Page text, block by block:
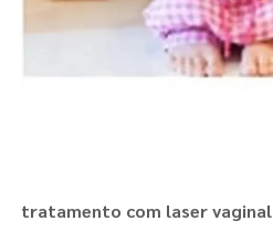
tratamento com laser vaginal